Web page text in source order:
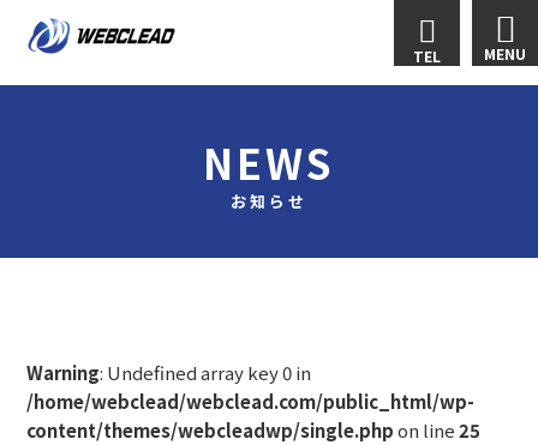
MENU
TEL
NEWS
お知らせ
Warning: Undefined array key 0 in
/home/webclead/webclead.com/public_html/wp-
content/themes/webcleadwp/single.phpon line25